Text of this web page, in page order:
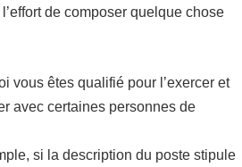
de composer quelque chose
vous êtes qualifié pour l’exercer et
avec certaines personnes de
si la description du poste stipule